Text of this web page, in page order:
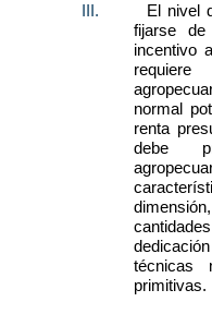
III.
El nivel
fijarse
incentivo
normal
renta
debe
técnicas
primitivas.